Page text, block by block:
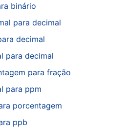
binário
para decimal
decimal
para decimal
para fração
para ppm
porcentagem
ppb